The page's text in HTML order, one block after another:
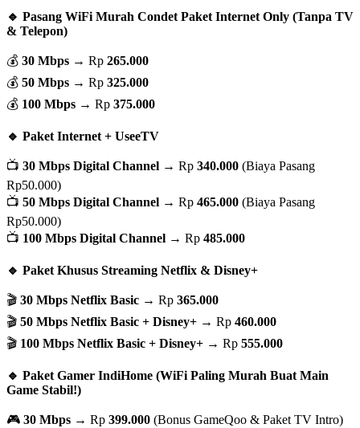
🔹 Pasang WiFi Murah Condet Paket Internet Only (Tanpa TV
& Telepon)
💰 30 Mbps → Rp 265.000
💰 50 Mbps → Rp 325.000
💰 100 Mbps → Rp 375.000
🔹 Paket Internet + UseeTV
📺 30 Mbps Digital Channel → Rp 340.000 (Biaya Pasang
Rp50.000)
📺 50 Mbps Digital Channel → Rp 465.000 (Biaya Pasang
Rp50.000)
📺 100 Mbps Digital Channel → Rp 485.000
🔹 Paket Khusus Streaming Netflix & Disney+
🎬 30 Mbps Netflix Basic → Rp 365.000
🎬 50 Mbps Netflix Basic + Disney+ → Rp 460.000
🎬 100 Mbps Netflix Basic + Disney+ → Rp 555.000
🔹 Paket Gamer IndiHome (WiFi Paling Murah Buat Main
Game Stabil!)
🎮 30 Mbps → Rp 399.000 (Bonus GameQoo & Paket TV Intro)